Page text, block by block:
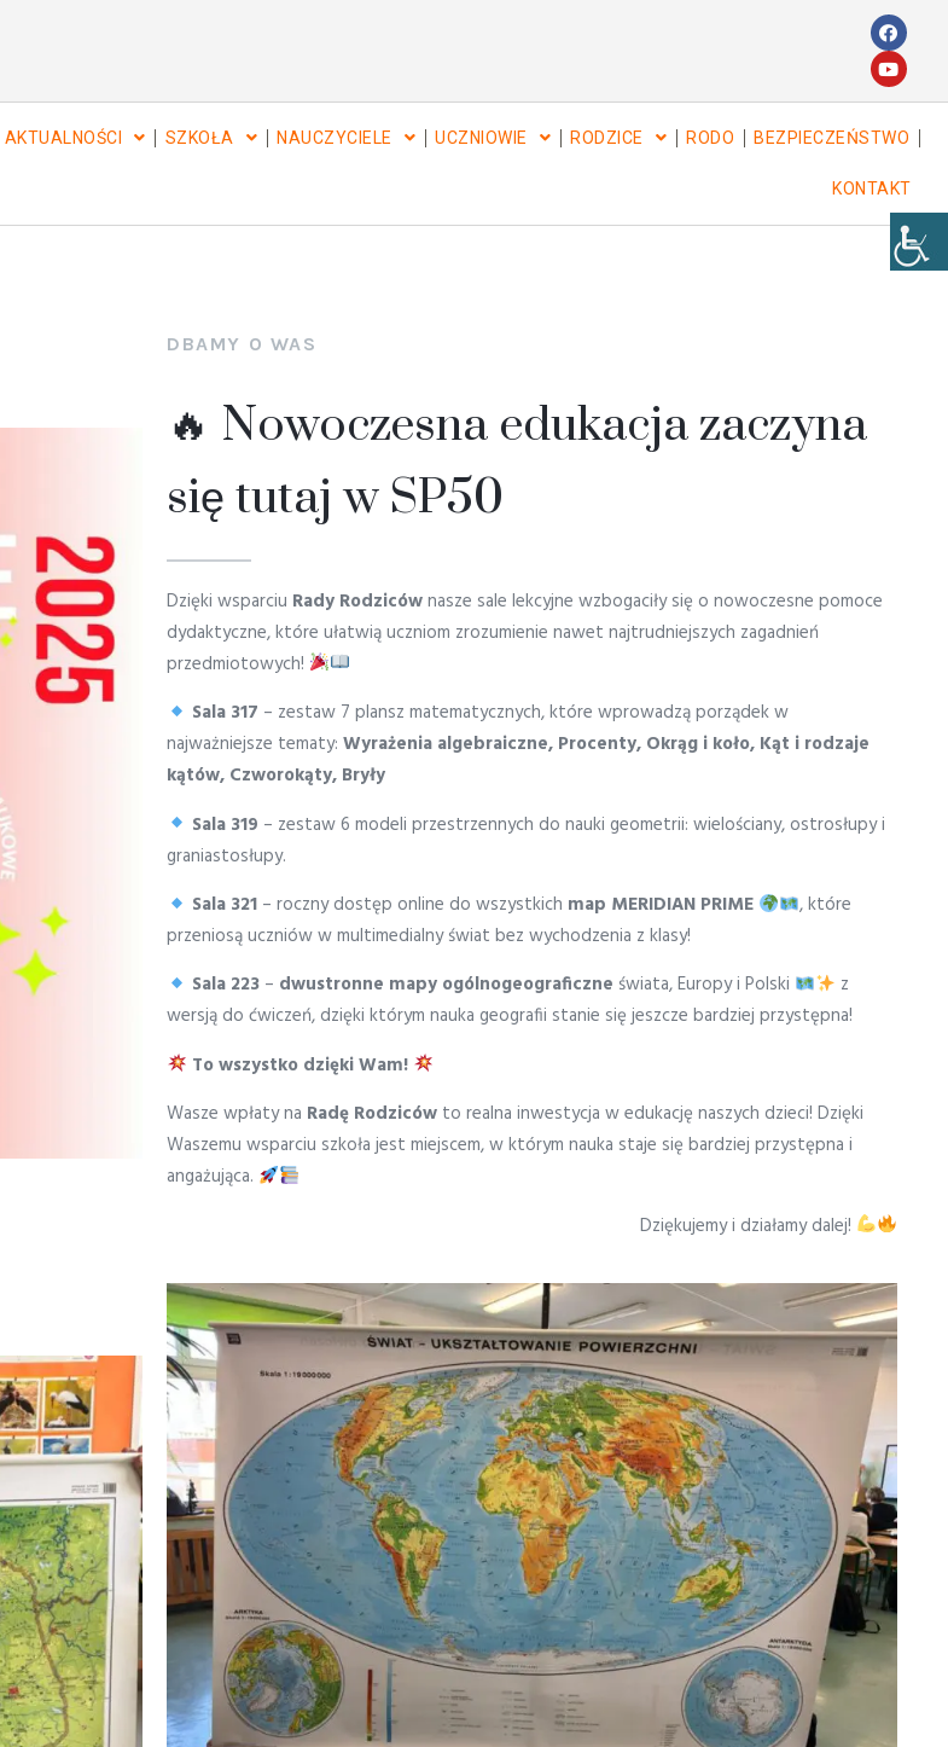
AKTUALNOŚCI SZKOŁA NAUCZYCIELE UCZNIOWIE RODZICE RODO BEZPIECZEŃSTWO
KONTAKT
DBAMY O WAS
🔥 Nowoczesna edukacja zaczyna
się tutaj w SP50
Dzięki wsparciu Rady Rodzicównasze sale lekcyjne wzbogaciły się o nowoczesne pomoce
dydaktyczne, które ułatwią uczniom zrozumienie nawet najtrudniejszych zagadnień
przedmiotowych!
Sala 317 – zestaw 7 plansz matematycznych, które wprowadzą porządek w
najważniejsze tematy: Wyrażenia algebraiczne, Procenty, Okrąg i koło, Kąt i rodzaje
kątów, Czworokąty, Bryły
Sala 319 – zestaw 6 modeli przestrzennych do nauki geometrii: wielościany, ostrosłupy i
graniastosłupy.
Sala 321 – roczny dostęp online do wszystkich map MERIDIAN PRIME
, które
przeniosą uczniów w multimedialny świat bez wychodzenia z klasy!
Sala 223 – dwustronne mapy ogólnogeograficzne świata, Europy i Polski
z
wersją do ćwiczeń, dzięki którym nauka geografii stanie się jeszcze bardziej przystępna!
To wszystko dzięki Wam!
Wasze wpłaty na Radę Rodziców to realna inwestycja w edukację naszych dzieci! Dzięki
Waszemu wsparciu szkoła jest miejscem, w którym nauka staje się bardziej przystępna i
angażująca.
Dziękujemy i działamy dalej!